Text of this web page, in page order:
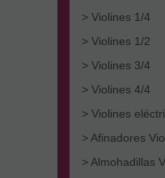
> Violines 1/4
> Violines 1/2
> Violines 3/4
> Violines 4/4
> Violines
> Afinadores
> Almohadillas